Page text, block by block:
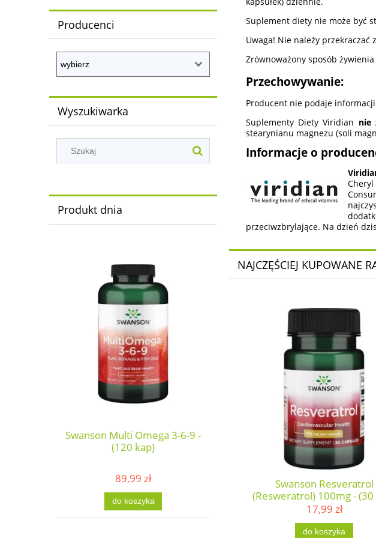
Producenci
Wyszukiwarka
Produkt dnia
Swanson Multi Omega 3-6-9 -
(120 kap)
89,99 zł
do koszyka
Suplement diety nie może być
Uwaga! Nie należy
Zrównoważony sposób
Przechowywanie:
Producent nie podaje
Suplementy Diety Viridian nie
stearynianu magnezu (soli
Informacje o
przeciwzbrylające. Na dzień
NAJCZĘŚCIEJ KUPOWANE
Swanson Resveratrol
(Resweratrol) 100mg - (30
17,99 zł
do koszyka